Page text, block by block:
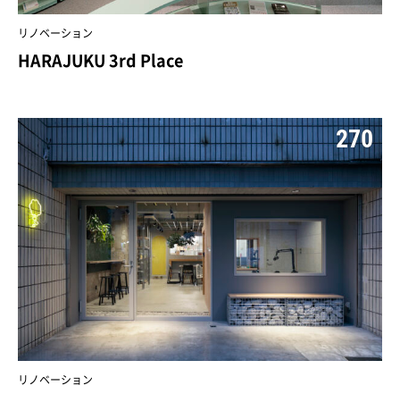
リノベーション
HARAJUKU 3rd Place
270
リノベーション